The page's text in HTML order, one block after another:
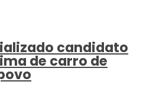
candidato
de carro de